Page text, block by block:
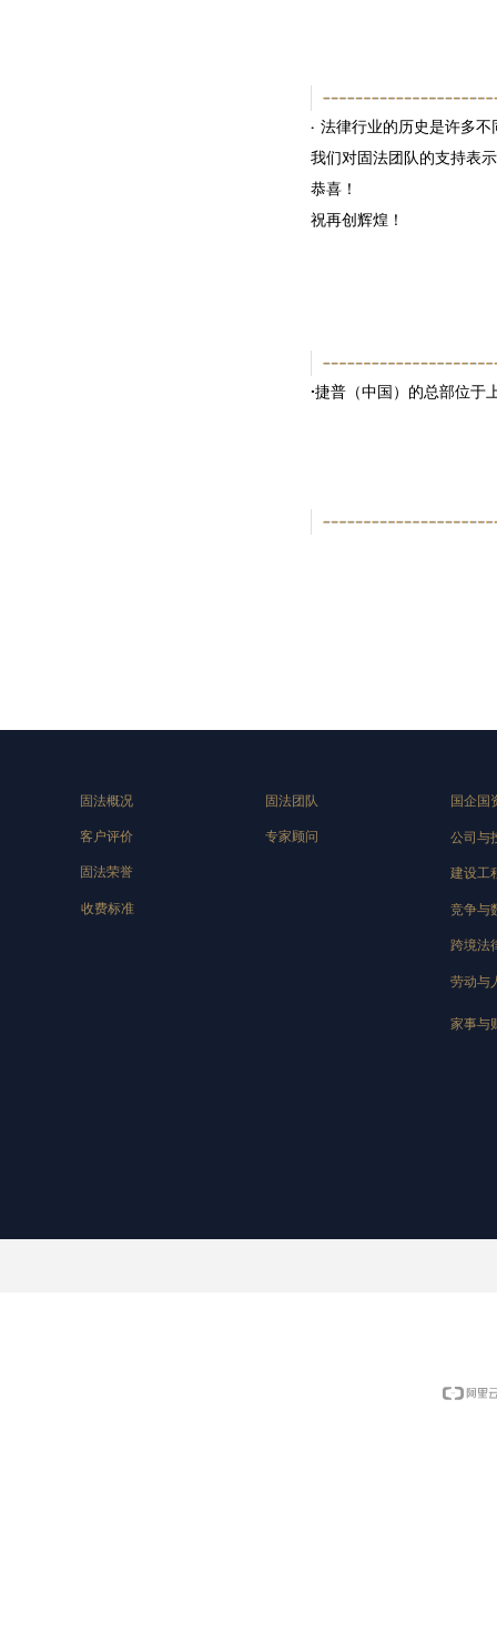
· 法律行业的历史是许多
我们对固法团队的支持表
恭喜！
祝再创辉煌！
·捷普（中国）的总部位于
公司与
跨境法
建设工
竞争与
劳动与
国企国
客户评价
固法荣誉
固法概况
专家顾问
固法团队
家事与
收费标准